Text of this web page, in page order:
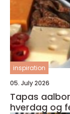
inspiration
05. July 2026
Tapas aalborg smagfulde
hverdag og